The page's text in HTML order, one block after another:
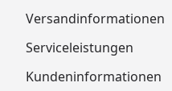
Versandinformationen
Serviceleistungen
Kundeninformationen